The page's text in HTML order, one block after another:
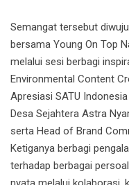
Semangat tersebut
bersama Young On Top
melalui sesi berbagi
Environmental Content
Apresiasi SATU
Desa Sejahtera Astra
serta Head of Brand
Ketiganya berbagi
terhadap berbagai